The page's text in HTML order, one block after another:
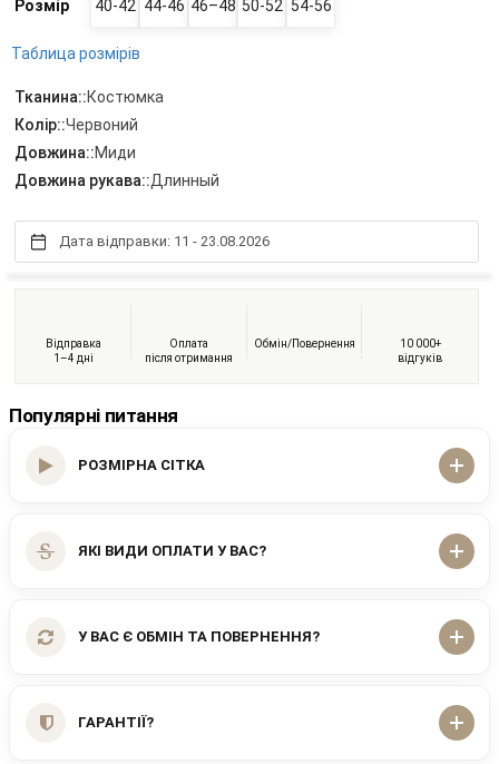
Розмір 40-42 44-46 46–48 50-52 54-56
Таблица розмірів
Тканина::Костюмка
Колір::Червоний
Довжина::Миди
Довжина рукава::Длинный
Дата відправки: 11 - 23.08.2026
Відправка
1–4 дні
Оплата
після отримання
Обмін/Повернення
10 000+
відгуків
Популярні питання
РОЗМІРНА СІТКА
ЯКІ ВИДИ ОПЛАТИ У ВАС?
У ВАС Є ОБМІН ТА ПОВЕРНЕННЯ?
ГАРАНТІЇ?